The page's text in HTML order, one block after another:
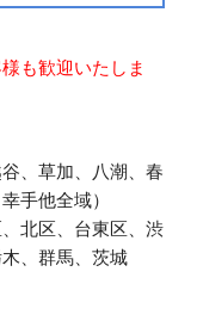
も歓迎いたしま
、草加、八潮、春
手他全域）
北区、台東区、渋
、群馬、茨城